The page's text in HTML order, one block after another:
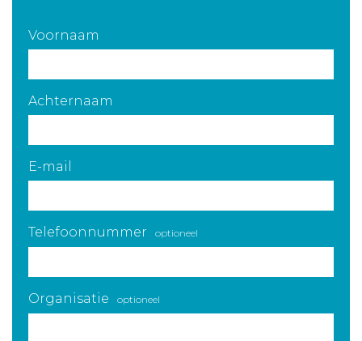
Voornaam
Achternaam
E-mail
Telefoonnummer optioneel
Organisatie optioneel